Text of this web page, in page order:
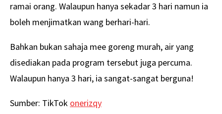
ramai orang. Walaupun hanya sekadar 3 hari namun ia
boleh menjimatkan wang berhari-hari.
Bahkan bukan sahaja mee goreng murah, air yang
disediakan pada program tersebut juga percuma.
Walaupun hanya 3 hari, ia sangat-sangat berguna!
Sumber: TikTok onerizqy